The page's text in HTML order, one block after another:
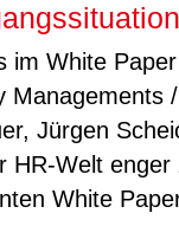
im White
Managements
Jürgen
HR-Welt
White